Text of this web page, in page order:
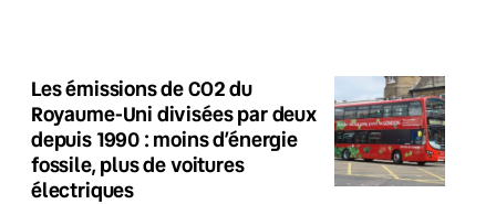
Les émissions de CO2 du
Royaume-Uni divisées par deux
depuis 1990 : moins d’énergie
fossile, plus de voitures
électriques